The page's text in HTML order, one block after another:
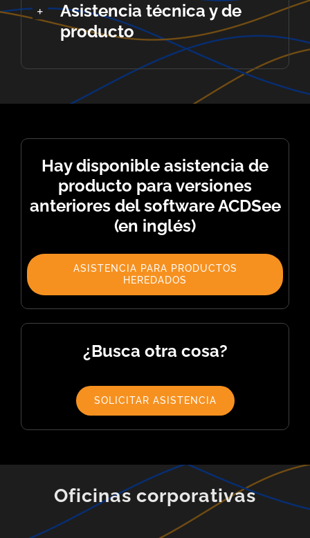
Asistencia técnica y de
producto
Hay disponible asistencia de
producto para versiones
anteriores del software ACDSee
(en inglés)
ASISTENCIA PARA PRODUCTOS
HEREDADOS
¿Busca otra cosa?
SOLICITAR ASISTENCIA
Oficinas corporativas